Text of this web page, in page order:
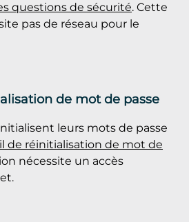
questions de sécurité. Cette
pas de réseau pour le
de mot de passe
leurs mots de passe
de réinitialisation de mot de
nécessite un accès